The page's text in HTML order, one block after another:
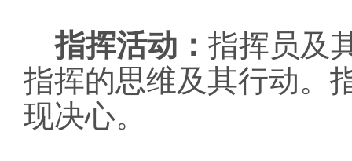
指挥活动： 指挥员及
指挥的思维及其行动。
现决心。